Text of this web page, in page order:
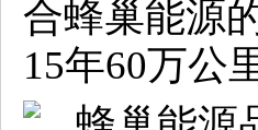
合蜂巢能源
15年60万公